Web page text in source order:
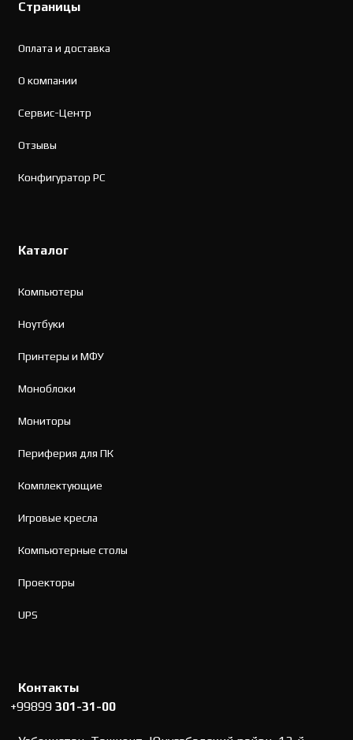
Страницы
Оплата и доставка
О компании
Сервис-Центр
Отзывы
Конфигуратор PC
Каталог
Компьютеры
Ноутбуки
Принтеры и МФУ
Моноблоки
Мониторы
Периферия для ПК
Комплектующие
Игровые кресла
Компьютерные столы
Проекторы
UPS
Контакты
+99899301-31-00